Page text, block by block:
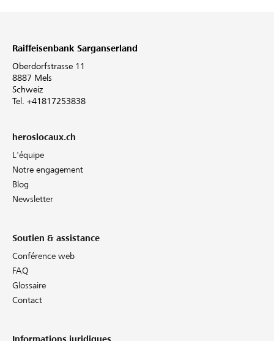
Raiffeisenbank Sarganserland
Oberdorfstrasse 11
8887 Mels
Schweiz
Tel. +41817253838
heroslocaux.ch
L'équipe
Notre engagement
Blog
Newsletter
Soutien & assistance
Conférence web
FAQ
Glossaire
Contact
Informations juridiques